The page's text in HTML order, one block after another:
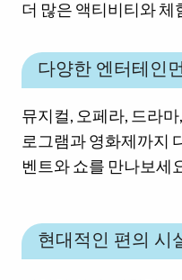
더 많은 액티비티와 체
다양한 엔터테인
뮤지컬, 오페라, 드라
로그램과 영화제까지
벤트와 쇼를 만나보세
현대적인 편의 시